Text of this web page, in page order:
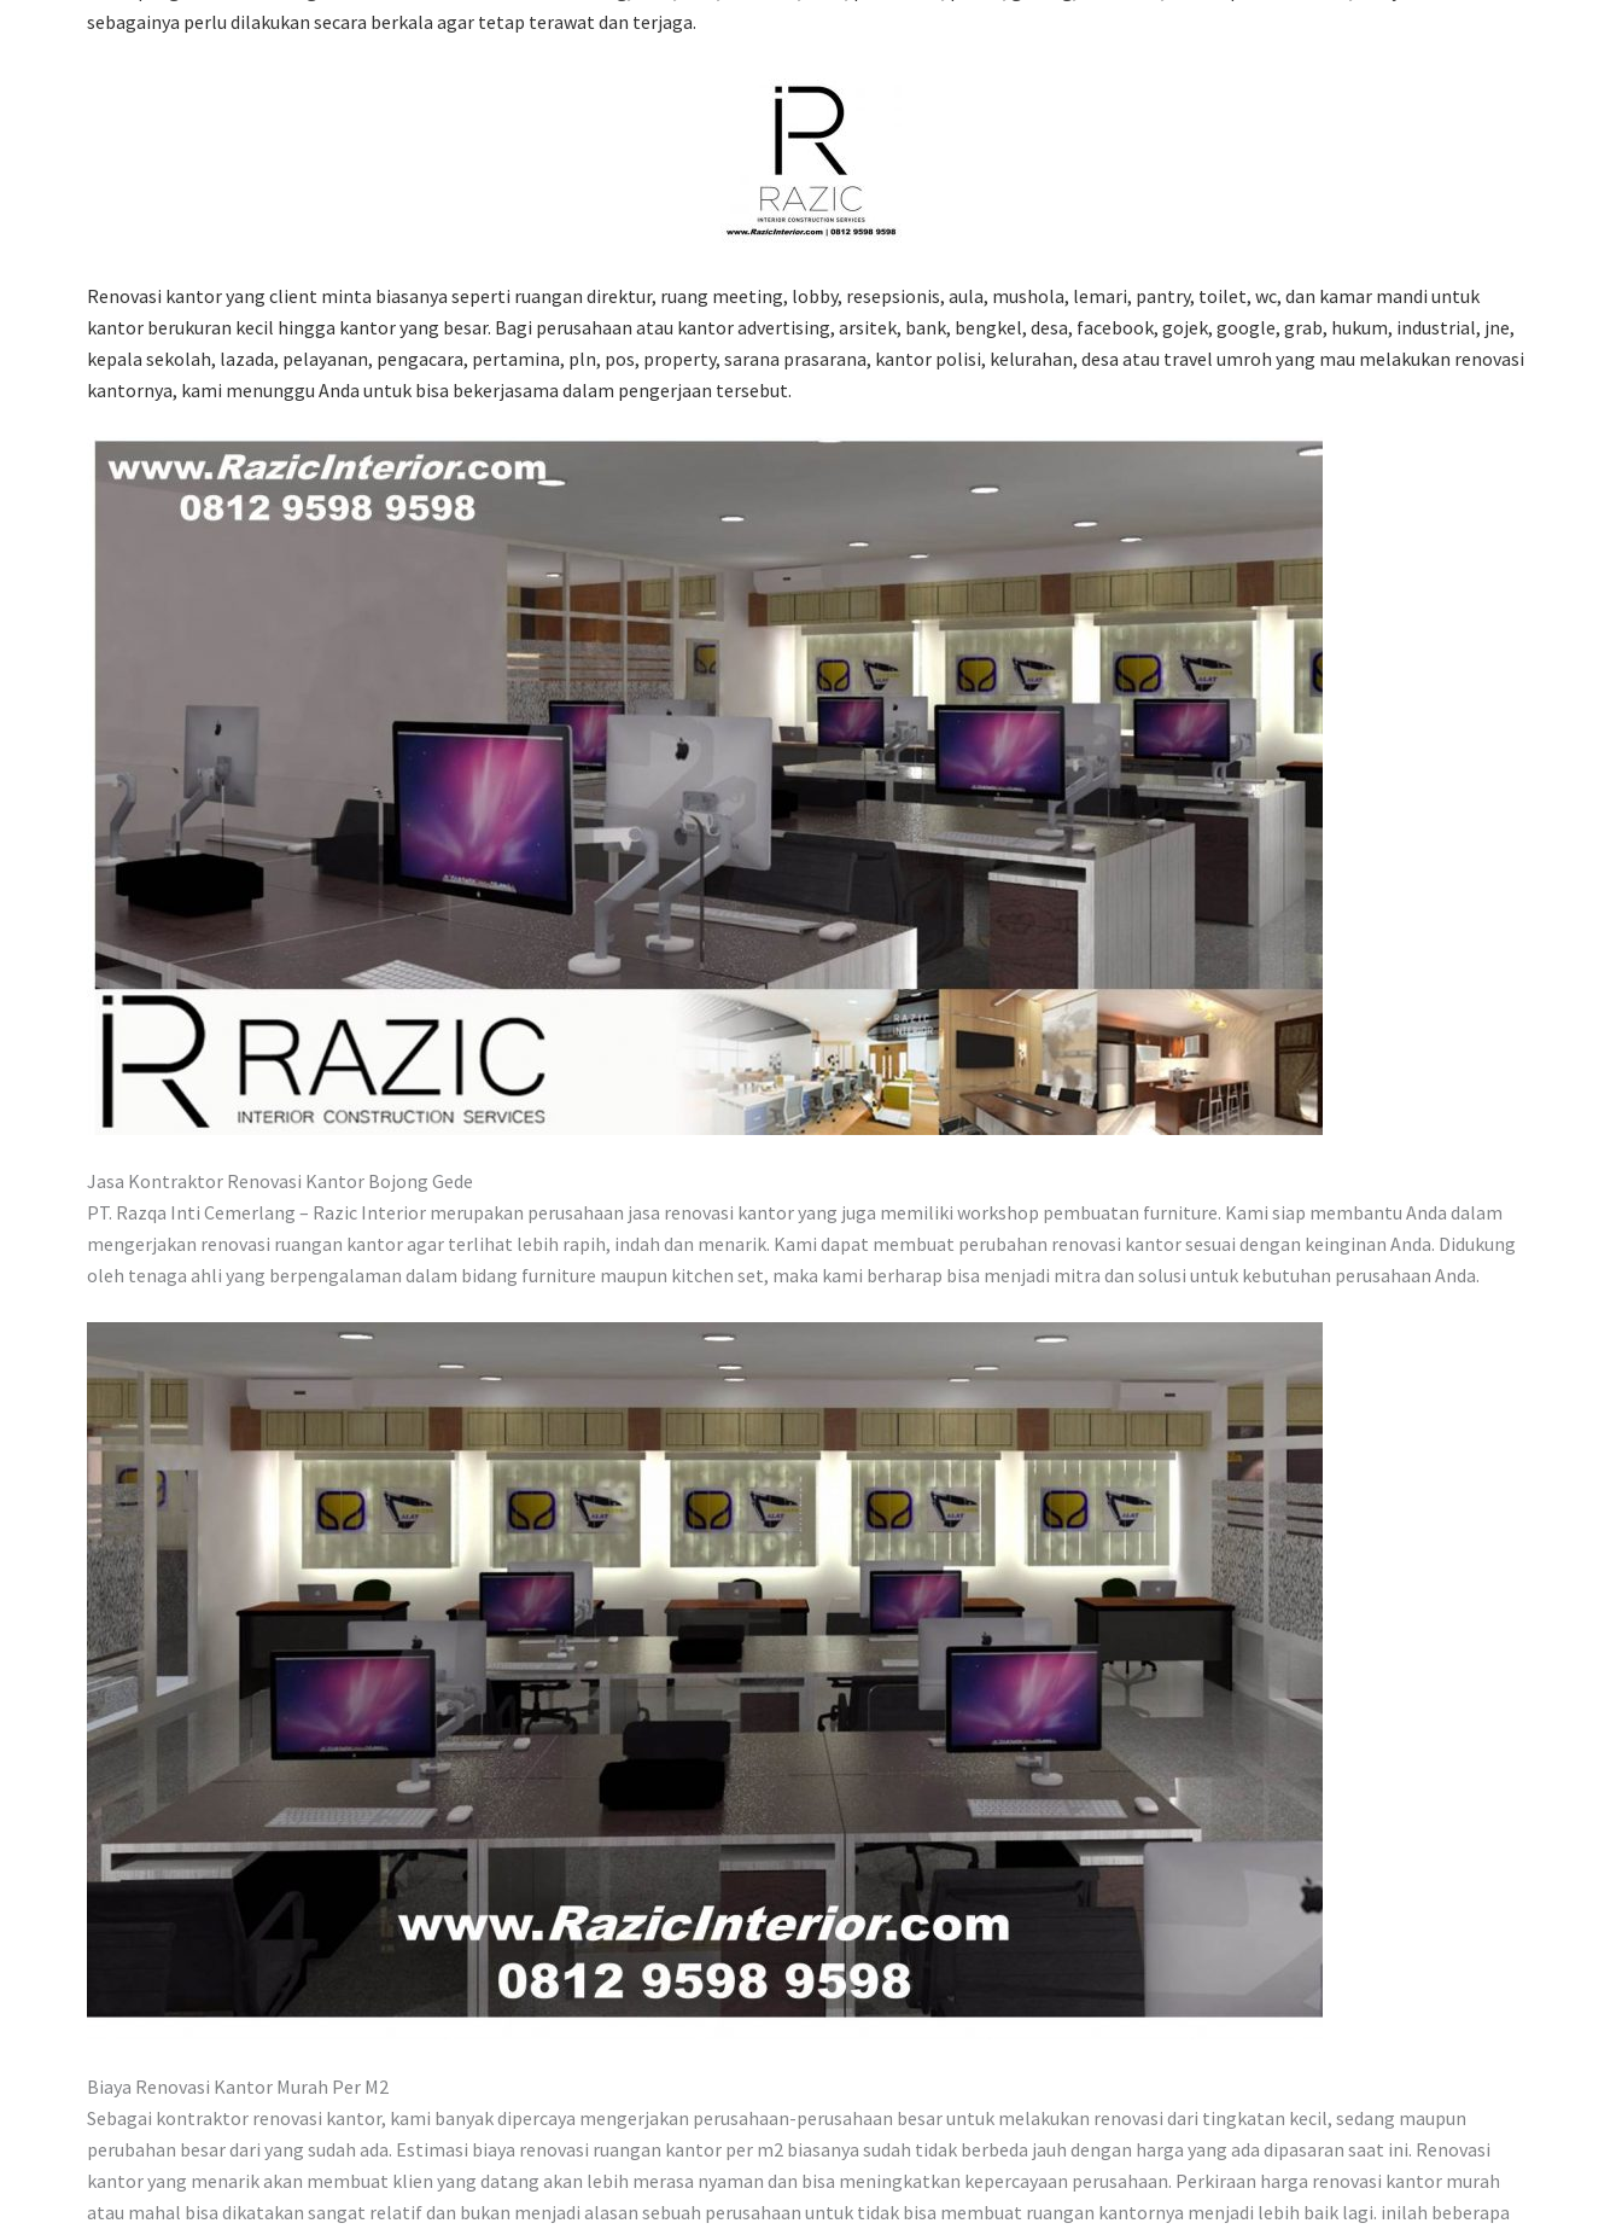
sebagainya perlu dilakukan secara berkala agar tetap terawat dan terjaga.
Renovasi kantor yang client minta biasanya seperti ruangan direktur, ruang meeting, lobby, resepsionis, aula, mushola, lemari, pantry, toilet, wc, dan kamar mandi untuk
kantor berukuran kecil hingga kantor yang besar. Bagi perusahaan atau kantor advertising, arsitek, bank, bengkel, desa, facebook, gojek, google, grab, hukum, industrial, jne,
kepala sekolah, lazada, pelayanan, pengacara, pertamina, pln, pos, property, sarana prasarana, kantor polisi, kelurahan, desa atau travel umroh yang mau melakukan renovasi
kantornya, kami menunggu Anda untuk bisa bekerjasama dalam pengerjaan tersebut.
Jasa Kontraktor Renovasi Kantor Bojong Gede
PT. Razqa Inti Cemerlang – Razic Interior merupakan perusahaan jasa renovasi kantor yang juga memiliki workshop pembuatan furniture. Kami siap membantu Anda dalam
mengerjakan renovasi ruangan kantor agar terlihat lebih rapih, indah dan menarik. Kami dapat membuat perubahan renovasi kantor sesuai dengan keinginan Anda. Didukung
oleh tenaga ahli yang berpengalaman dalam bidang furniture maupun kitchen set, maka kami berharap bisa menjadi mitra dan solusi untuk kebutuhan perusahaan Anda.
Biaya Renovasi Kantor Murah Per M2
Sebagai kontraktor renovasi kantor, kami banyak dipercaya mengerjakan perusahaan-perusahaan besar untuk melakukan renovasi dari tingkatan kecil, sedang maupun
perubahan besar dari yang sudah ada. Estimasi biaya renovasi ruangan kantor per m2 biasanya sudah tidak berbeda jauh dengan harga yang ada dipasaran saat ini. Renovasi
kantor yang menarik akan membuat klien yang datang akan lebih merasa nyaman dan bisa meningkatkan kepercayaan perusahaan. Perkiraan harga renovasi kantor murah
atau mahal bisa dikatakan sangat relatif dan bukan menjadi alasan sebuah perusahaan untuk tidak bisa membuat ruangan kantornya menjadi lebih baik lagi. inilah beberapa